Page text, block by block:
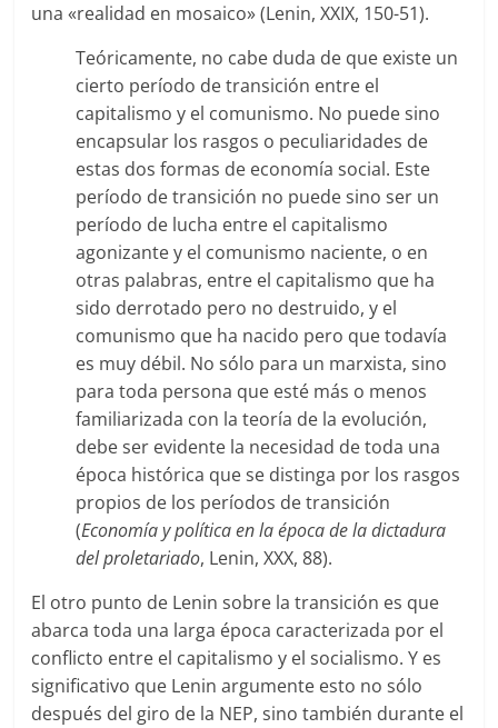
una «realidad en mosaico» (Lenin, XXIX, 150-51).
Teóricamente, no cabe duda de que existe un
cierto período de transición entre el
capitalismo y el comunismo. No puede sino
encapsular los rasgos o peculiaridades de
estas dos formas de economía social. Este
período de transición no puede sino ser un
período de lucha entre el capitalismo
agonizante y el comunismo naciente, o en
otras palabras, entre el capitalismo que ha
sido derrotado pero no destruido, y el
comunismo que ha nacido pero que todavía
es muy débil. No sólo para un marxista, sino
para toda persona que esté más o menos
familiarizada con la teoría de la evolución,
debe ser evidente la necesidad de toda una
época histórica que se distinga por los rasgos
propios de los períodos de transición
(Economía y política en la época de la dictadura
del proletariado, Lenin, XXX, 88).
El otro punto de Lenin sobre la transición es que
abarca toda una larga época caracterizada por el
conflicto entre el capitalismo y el socialismo. Y es
significativo que Lenin argumente esto no sólo
después del giro de la NEP, sino también durante el